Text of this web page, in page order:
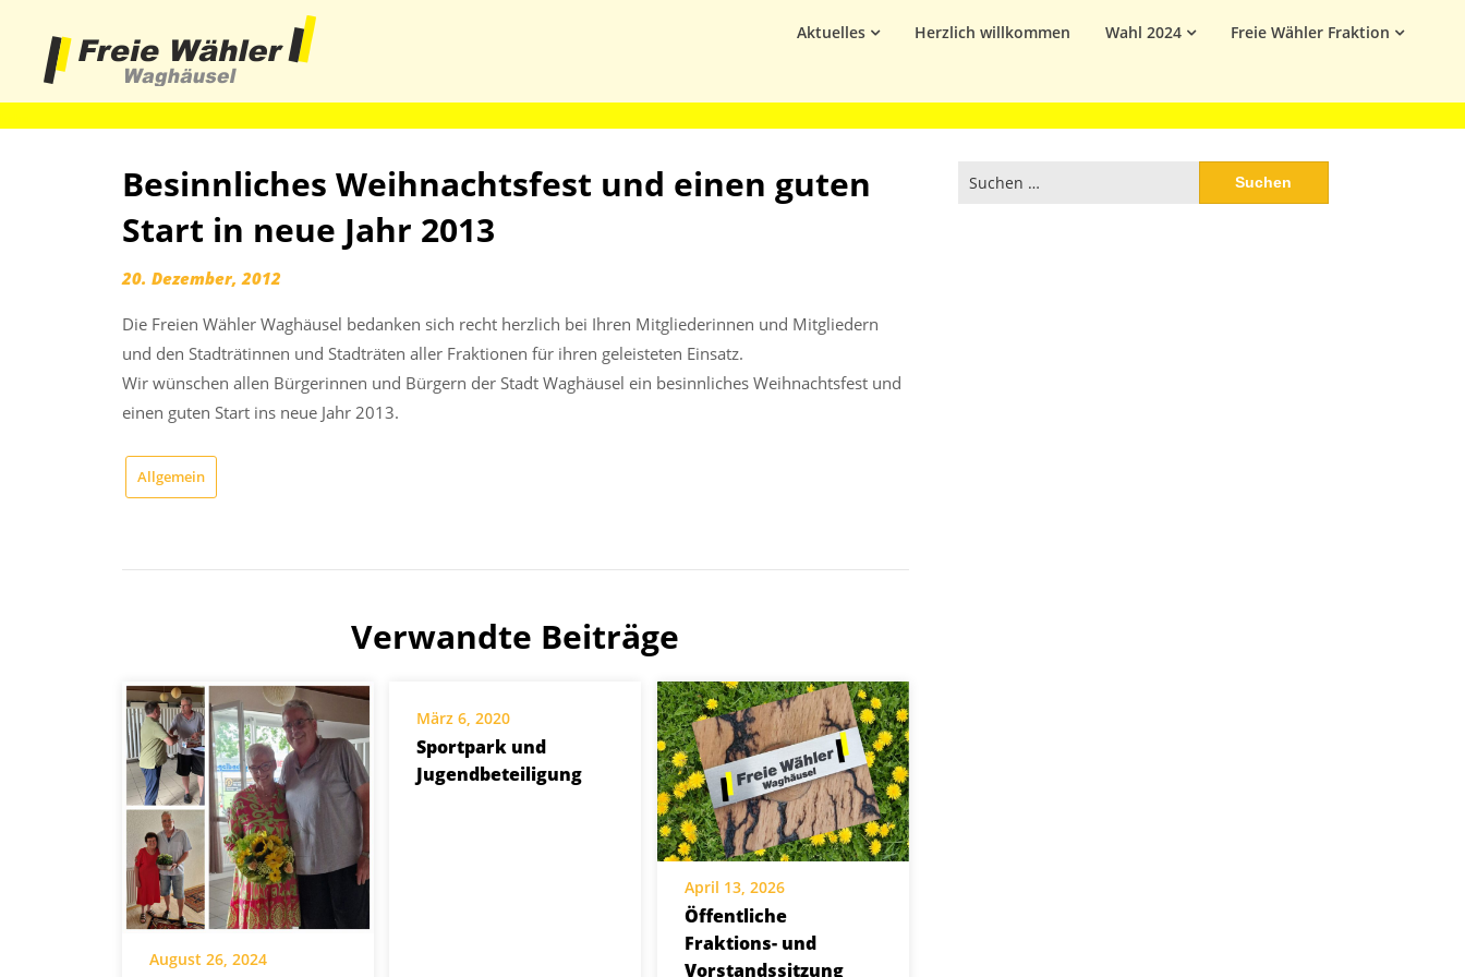
Aktuelles Herzlich willkommen Wahl 2024 Freie Wähler Fraktion
Besinnliches Weihnachtsfest und einen guten
Start in neue Jahr 2013
20. Dezember, 2012
Die Freien Wähler Waghäusel bedanken sich recht herzlich bei Ihren Mitgliederinnen und Mitgliedern
und den Stadträtinnen und Stadträten aller Fraktionen für ihren geleisteten Einsatz.
Wir wünschen allen Bürgerinnen und Bürgern der Stadt Waghäusel ein besinnliches Weihnachtsfest und
einen guten Start ins neue Jahr 2013.
Allgemein
Verwandte Beiträge
August 26, 2024
März 6, 2020
Sportpark und
Jugendbeteiligung
April 13, 2026
Öffentliche
Fraktions- und
Vorstandssitzung